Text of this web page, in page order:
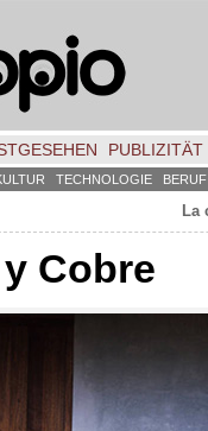
PUBLIZITÄT
TECHNOLOGIE BERUF
La
Cobre